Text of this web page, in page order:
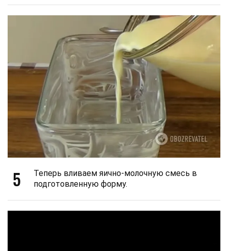
5
Теперь вливаем яично-молочную смесь в
подготовленную форму.